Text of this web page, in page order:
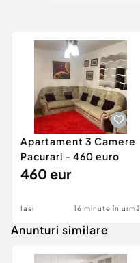
Apartament 3 Camere
Pacurari - 460 euro
460 eur
Iasi 16 minute în urmă
Anunturi similare